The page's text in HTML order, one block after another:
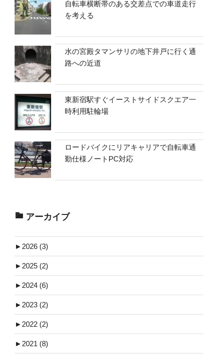
自転車横断帯のある交差点での車道走行
を考える
水の宮殿タマンサリの地下井戸に行く通
路への近道
東新宿駅すぐイーストサイドスクエア一
時利用駐輪場
ロードバイクにリアキャリアで自転車通
勤仕様ノートPC対応
アーカイブ
► 2026 (3)
► 2025 (2)
► 2024 (6)
► 2023 (2)
► 2022 (2)
► 2021 (8)